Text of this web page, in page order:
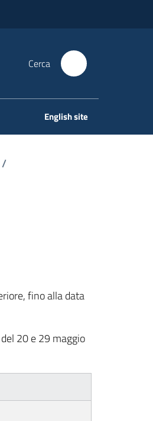
Cerca
English site
/
fino alla data
20 e 29 maggio